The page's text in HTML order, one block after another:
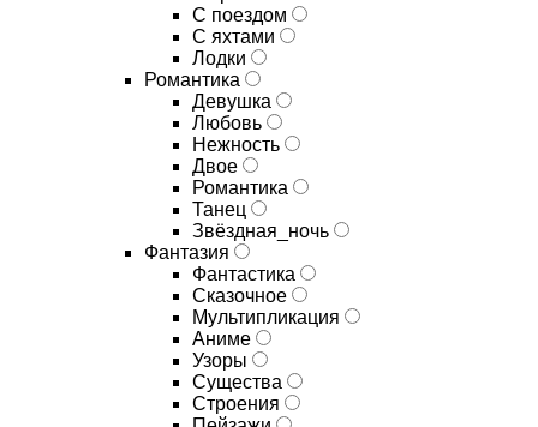
С поездом
С яхтами
Лодки
Романтика
Девушка
Любовь
Нежность
Двое
Романтика
Танец
Звёздная_ночь
Фантазия
Фантастика
Сказочное
Мультипликация
Аниме
Узоры
Существа
Строения